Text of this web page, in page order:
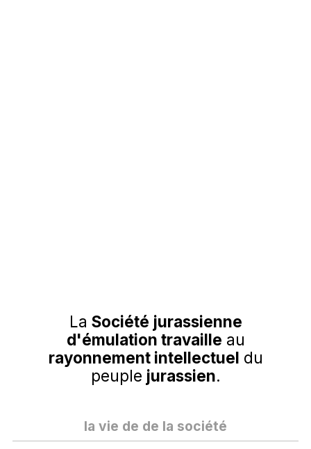
La Société jurassienne
d'émulation travaille au
rayonnement intellectuel du
peuple jurassien.
la vie de de la société